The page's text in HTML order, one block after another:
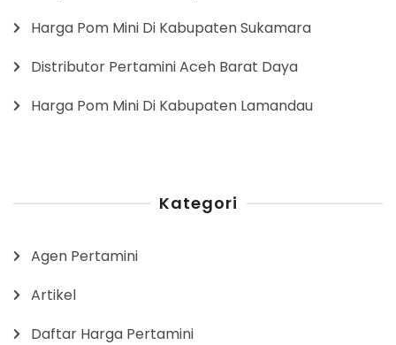
Harga Pom Mini Di Kabupaten Sukamara
Distributor Pertamini Aceh Barat Daya
Harga Pom Mini Di Kabupaten Lamandau
Kategori
Agen Pertamini
Artikel
Daftar Harga Pertamini